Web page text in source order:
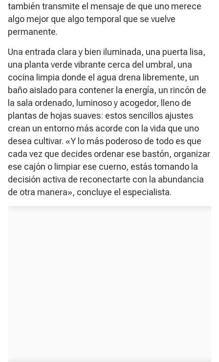
también transmite el mensaje de que uno merece
algo mejor que algo temporal que se vuelve
permanente.
Una entrada clara y bien iluminada, una puerta lisa,
una planta verde vibrante cerca del umbral, una
cocina limpia donde el agua drena libremente, un
baño aislado para contener la energía, un rincón de
la sala ordenado, luminoso y acogedor, lleno de
plantas de hojas suaves: estos sencillos ajustes
crean un entorno más acorde con la vida que uno
desea cultivar. «Y lo más poderoso de todo es que
cada vez que decides ordenar ese bastón, organizar
ese cajón o limpiar ese cuerno, estás tomando la
decisión activa de reconectarte con la abundancia
de otra manera», concluye el especialista.